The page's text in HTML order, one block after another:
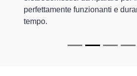
perfettamente funzionanti e
tempo.